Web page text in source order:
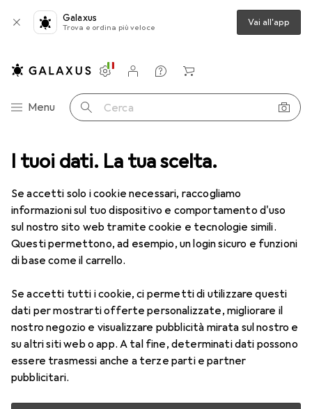
I tuoi dati. La tua scelta.
Se accetti solo i cookie necessari, raccogliamo
informazioni sul tuo dispositivo e comportamento d'uso
sul nostro sito web tramite cookie e tecnologie simili.
Questi permettono, ad esempio, un login sicuro e funzioni
di base come il carrello.
Se accetti tutti i cookie, ci permetti di utilizzare questi
dati per mostrarti offerte personalizzate, migliorare il
nostro negozio e visualizzare pubblicità mirata sul nostro e
su altri siti web o app. A tal fine, determinati dati possono
essere trasmessi anche a terze parti e partner
pubblicitari.
Galaxus
Trova e ordina più veloce Vai all'app
Categoria Navigazione
Menu Cerca
Impostazioni
Conto cliente
Liste di confronto
Liste dei desideri
Carrello
Lenti a contatto Air Optix plus HydraGlyde for Astigmatism
1 Immagine
Air Optix plus HydraGlyde for
-8, Obiettivo mensile, 6 pz., Torico
Prezzo in EUR IVA incl.
EUR
59,22 EUR
9,87/1pz.